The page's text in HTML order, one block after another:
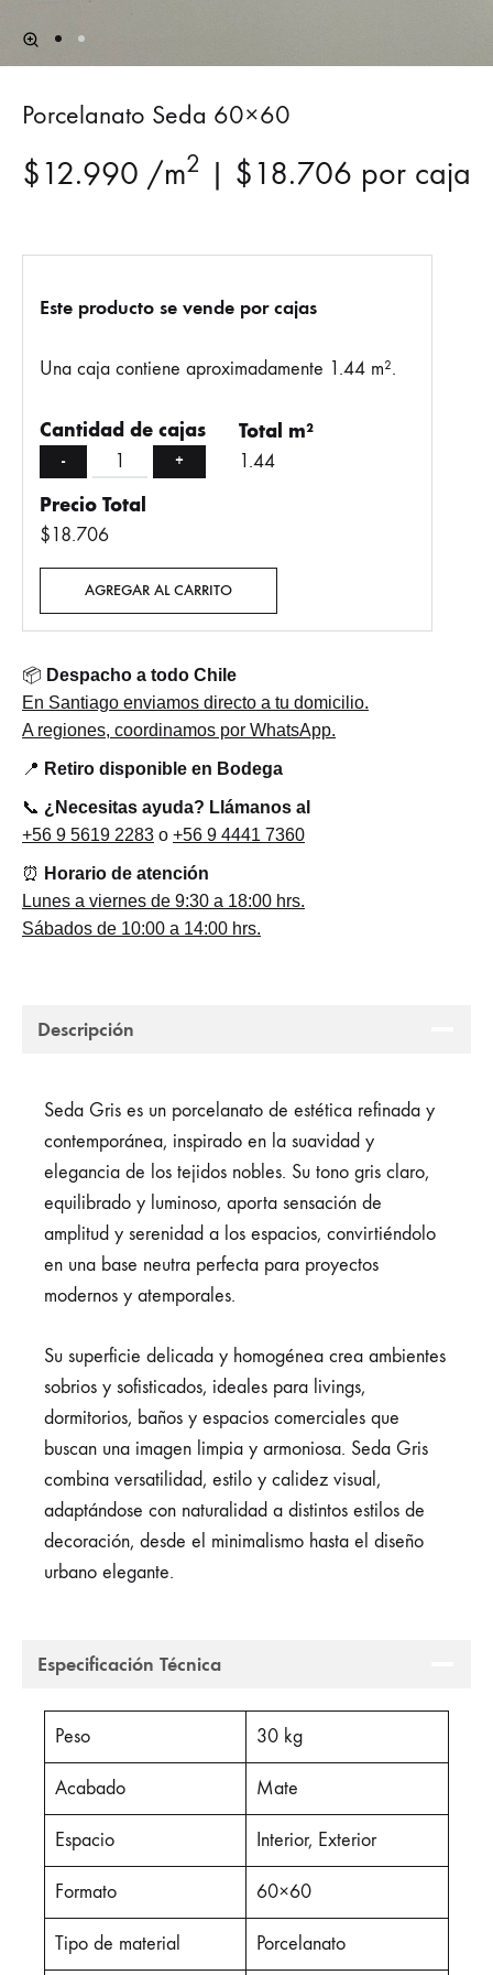
Porcelanato Seda 60×60
$12.990 /m2 | $18.706 por caja
Este producto se vende por cajas
Una caja contiene aproximadamente 1.44 m².
Cantidad de cajas
- +
Total m²
1.44
Precio Total
$18.706
AGREGAR AL CARRITO
📦 Despacho a todo Chile
En Santiago enviamos directo a tu domicilio.
A regiones, coordinamos por WhatsApp.
📍 Retiro disponible en Bodega
📞 ¿Necesitas ayuda? Llámanos al
+56 9 5619 2283 o +56 9 4441 7360
⏰ Horario de atención
Lunes a viernes de 9:30 a 18:00 hrs.
Sábados de 10:00 a 14:00 hrs.
Descripción
Seda Gris es un porcelanato de estética refinada y
contemporánea, inspirado en la suavidad y
elegancia de los tejidos nobles. Su tono gris claro,
equilibrado y luminoso, aporta sensación de
amplitud y serenidad a los espacios, convirtiéndolo
en una base neutra perfecta para proyectos
modernos y atemporales.
Su superficie delicada y homogénea crea ambientes
sobrios y sofisticados, ideales para livings,
dormitorios, baños y espacios comerciales que
buscan una imagen limpia y armoniosa. Seda Gris
combina versatilidad, estilo y calidez visual,
adaptándose con naturalidad a distintos estilos de
decoración, desde el minimalismo hasta el diseño
urbano elegante.
Especificación Técnica
Peso 30 kg
Acabado Mate
Espacio Interior, Exterior
Formato 60×60
Tipo de material Porcelanato